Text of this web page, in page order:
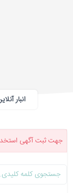
انبار
جهت ثبت آگهی